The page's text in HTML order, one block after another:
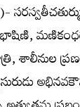
శాలీనుల